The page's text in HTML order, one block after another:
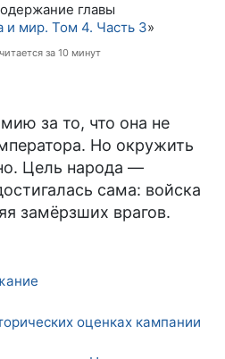
главы
и мир. Том 4. Часть 3»
за 10 минут
за то, что она не
Но окружить
Цель народа —
сама: войска
замёрзших врагов.
оценках кампании